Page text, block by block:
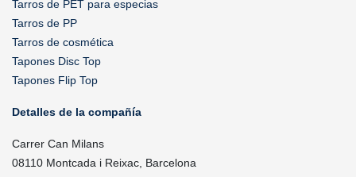
Tarros de PET para especias
Tarros de PP
Tarros de cosmética
Tapones Disc Top
Tapones Flip Top
Detalles de la compañía
Carrer Can Milans
08110 Montcada i Reixac, Barcelona